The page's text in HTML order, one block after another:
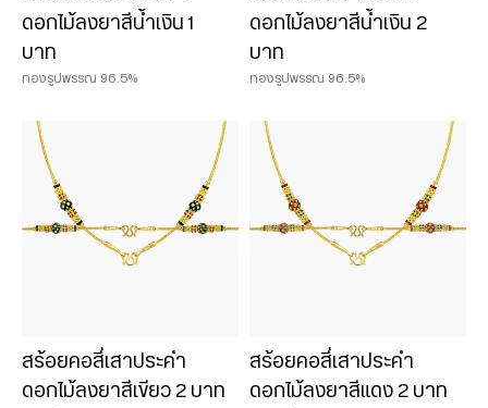
ดอกไม้ลงยาสีน้ำเงิน 1
บาท
ทองรูปพรรณ 96.5%
ดอกไม้ลงยาสีน้ำเงิน 2
บาท
ทองรูปพรรณ 96.5%
สร้อยคอสี่เสาประคำ
ดอกไม้ลงยาสีเขียว 2 บาท
สร้อยคอสี่เสาประคำ
ดอกไม้ลงยาสีแดง 2 บาท